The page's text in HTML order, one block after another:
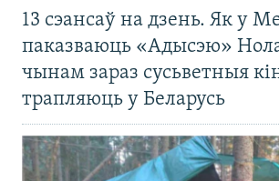
13 сэансаў на дзень. Як у
паказваюць «Адысэю»
чынам зараз сусьветныя
трапляюць у Беларусь